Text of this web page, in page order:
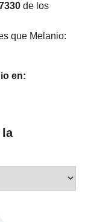
de los
que Melanio:
en:
la